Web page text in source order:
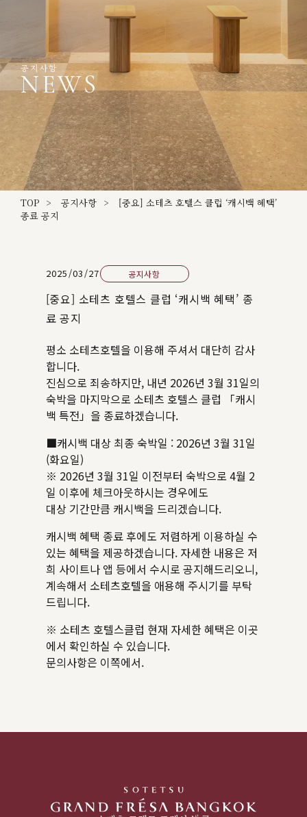
공지사항
NEWS
TOP 공지사항
[중요] 소테츠 호텔스 클럽 ‘캐시백 혜택’
종료 공지
2025/03/27 공지사항
[중요] 소테츠 호텔스 클럽 ‘캐시백 혜택’ 종
료 공지
평소 소테츠호텔을 이용해 주셔서 대단히 감사
합니다.
진심으로 죄송하지만, 내년 2026년 3월 31일의
숙박을 마지막으로 소테츠 호텔스 클럽 「캐시
백 특전」을 종료하겠습니다.
■캐시백 대상 최종 숙박일 : 2026년 3월 31일
(화요일)
※ 2026년 3월 31일 이전부터 숙박으로 4월 2
일 이후에 체크아웃하시는 경우에도
대상 기간만큼 캐시백을 드리겠습니다.
캐시백 혜택 종료 후에도 저렴하게 이용하실 수
있는 혜택을 제공하겠습니다. 자세한 내용은 저
희 사이트나 앱 등에서 수시로 공지해드리오니,
계속해서 소테츠호텔을 애용해 주시기를 부탁
드립니다.
※ 소테츠 호텔스클럽 현재 자세한 혜택은 이곳
에서 확인하실 수 있습니다.
문의사항은 이쪽에서.